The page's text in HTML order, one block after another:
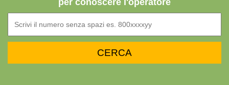
per conoscere l'operatore